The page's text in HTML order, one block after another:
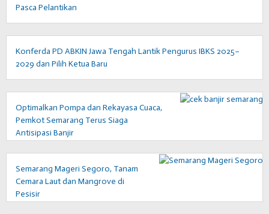
Pasca Pelantikan
Konferda PD ABKIN Jawa Tengah Lantik Pengurus IBKS 2025–
2029 dan Pilih Ketua Baru
Optimalkan Pompa dan Rekayasa Cuaca,
Pemkot Semarang Terus Siaga
Antisipasi Banjir
Semarang Mageri Segoro, Tanam
Cemara Laut dan Mangrove di
Pesisir